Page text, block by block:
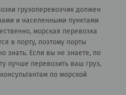
грузоперевозчик должен
и населенными пунктами
морская перевозка
в порту, поэтому порты
знать. Если вы не знаете, по
лучше перевозить ваш груз,
по морской